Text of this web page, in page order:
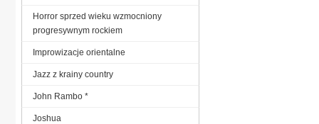
Horror sprzed wieku wzmocniony
progresywnym rockiem
Improwizacje orientalne
Jazz z krainy country
John Rambo *
Joshua